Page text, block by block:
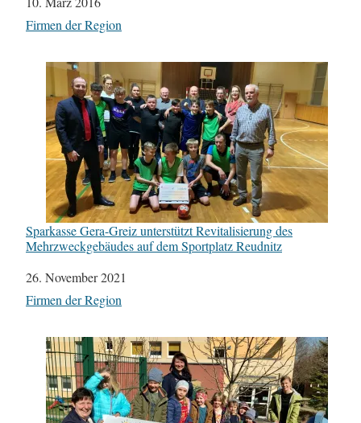
In Bezug auf
Firmen der Region
Sparkasse Gera-Greiz unterstützt Revitalisierung des
Mehrzweckgebäudes auf dem Sportplatz Reudnitz
Datum
26. November 2021
In Bezug auf
Firmen der Region